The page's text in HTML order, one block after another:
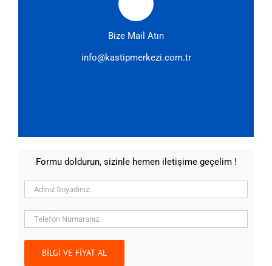
Bize Mail Atın
info@kastipmerkezi.com.tr
Formu doldurun, sizinle hemen iletişime geçelim !